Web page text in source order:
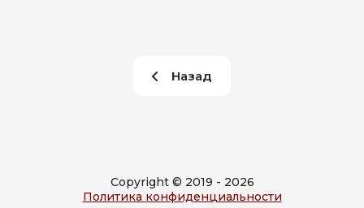
Назад
Copyright © 2019 - 2026
Политика конфиденциальности